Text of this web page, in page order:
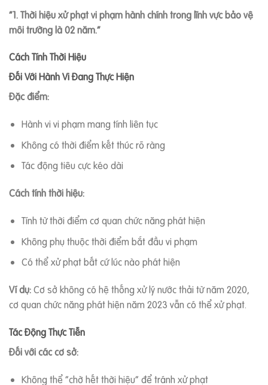
“1. Thời hiệu xử phạt vi phạm hành chính trong lĩnh vực bảo vệ
môi trường là 02 năm.”
Cách Tính Thời Hiệu
Đối Với Hành Vi Đang Thực Hiện
Đặc điểm:
Hành vi vi phạm mang tính liên tục
Không có thời điểm kết thúc rõ ràng
Tác động tiêu cực kéo dài
Cách tính thời hiệu:
Tính từ thời điểm cơ quan chức năng phát hiện
Không phụ thuộc thời điểm bắt đầu vi phạm
Có thể xử phạt bất cứ lúc nào phát hiện
Ví dụ:Cơ sở không có hệ thống xử lý nước thải từ năm 2020,
cơ quan chức năng phát hiện năm 2023 vẫn có thể xử phạt.
Tác Động Thực Tiễn
Đối với các cơ sở:
Không thể “chờ hết thời hiệu” để tránh xử phạt